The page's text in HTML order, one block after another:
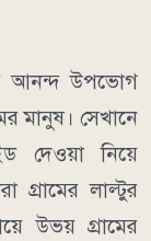
আনন্দ উপভোগ
মানুষ। সেখানে
দেওয়া নিয়ে
গ্রামের লাল্টুর
উভয় গ্রামের